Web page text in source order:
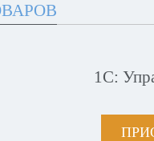
1С: